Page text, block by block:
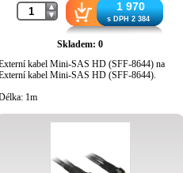
1 970
s DPH 2 384
Skladem: 0
kabel Mini-SAS HD (SFF-8644) na
kabel Mini-SAS HD (SFF-8644).
1m